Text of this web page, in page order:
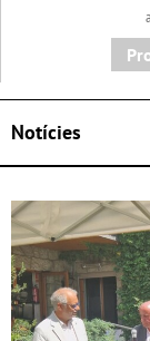
Notícies